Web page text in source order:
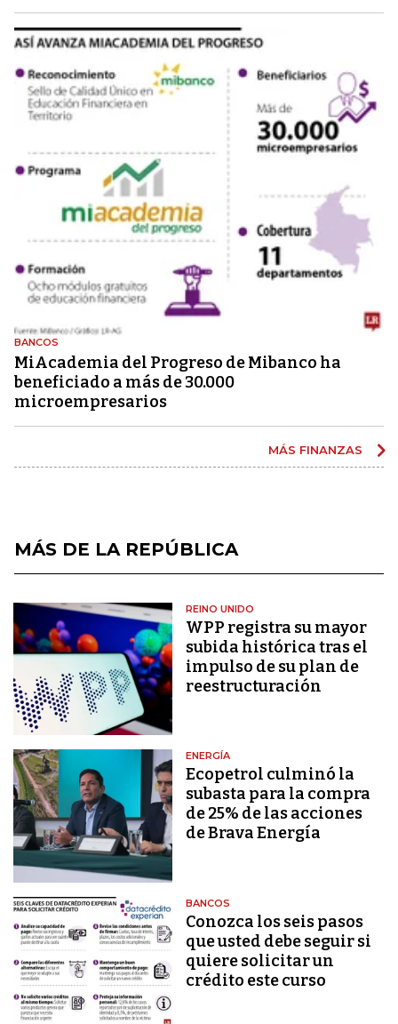
BANCOS
MiAcademia del Progreso de Mibanco ha
beneficiado a más de 30.000
microempresarios
MÁS FINANZAS
MÁS DE LA REPÚBLICA
REINO UNIDO
WPP registra su mayor
subida histórica tras el
impulso de su plan de
reestructuración
ENERGÍA
Ecopetrol culminó la
subasta para la compra
de 25% de las acciones
de Brava Energía
BANCOS
Conozca los seis pasos
que usted debe seguir si
quiere solicitar un
crédito este curso